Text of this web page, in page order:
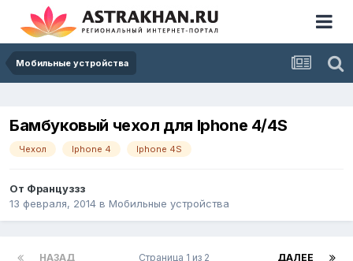
Мобильные устройства
Бамбуковый чехол для Iphone 4/4S
Чехол Iphone 4 Iphone 4S
От Француззз
13 февраля, 2014 в Мобильные устройства
НАЗАД ДАЛЕЕ
Страница 1 из 2